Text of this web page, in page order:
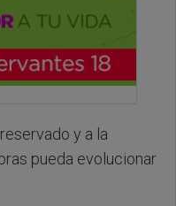
y a la
pueda evolucionar